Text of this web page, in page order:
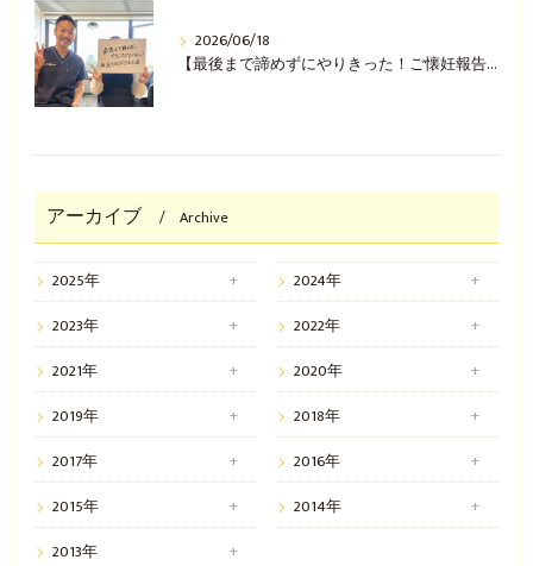
2026/06/18
【最後まで諦めずにやりきった！ご懐妊報告(^^♪】
アーカイブ Archive
2025年
2024年
2023年
2022年
2021年
2020年
2019年
2018年
2017年
2016年
2015年
2014年
2013年